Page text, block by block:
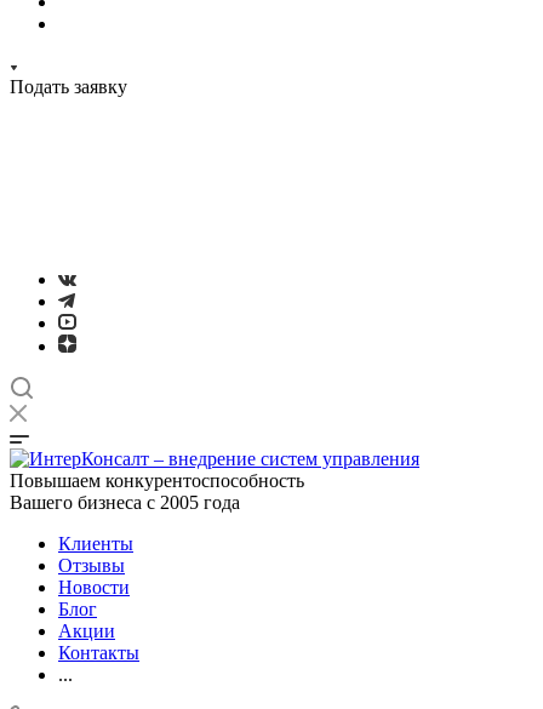
Подать заявку
Повышаем конкурентоспособность
Вашего бизнеса с 2005 года
Клиенты
Отзывы
Новости
Блог
Акции
Контакты
...